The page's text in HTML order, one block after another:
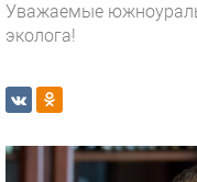
Уважаемые
эколога!